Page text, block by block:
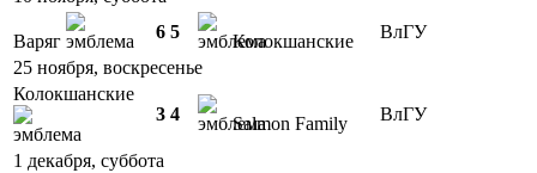
Варяг 6 5 Колокшанские
ВлГУ
25 ноября, воскресенье
Колокшанские
3 4 Salmon Family ВлГУ
1 декабря, суббота